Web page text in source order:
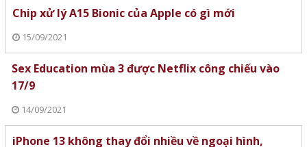
Chip xử lý A15 Bionic của Apple có gì mới
15/09/2021
Sex Education mùa 3 được Netflix công chiếu vào
17/9
14/09/2021
iPhone 13 không thay đổi nhiều về ngoại hình,